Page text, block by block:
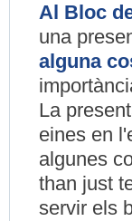
Al Bloc
una
alguna
La
eines en
algunes
than just
servir els